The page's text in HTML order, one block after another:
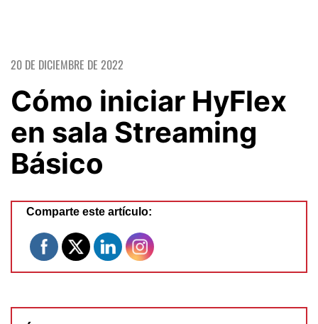
20 DE DICIEMBRE DE 2022
Cómo iniciar HyFlex
en sala Streaming
Básico
Comparte este artículo: